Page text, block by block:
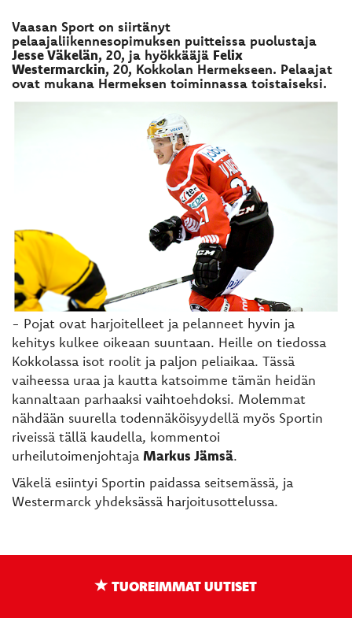
Vaasan Sport on siirtänyt
pelaajaliikennesopimuksen puitteissa puolustaja
Jesse Väkelän, 20, ja hyökkääjä Felix
Westermarckin, 20, Kokkolan Hermekseen. Pelaajat
ovat mukana Hermeksen toiminnassa toistaiseksi.
- Pojat ovat harjoitelleet ja pelanneet hyvin ja
kehitys kulkee oikeaan suuntaan. Heille on tiedossa
Kokkolassa isot roolit ja paljon peliaikaa. Tässä
vaiheessa uraa ja kautta katsoimme tämän heidän
kannaltaan parhaaksi vaihtoehdoksi. Molemmat
nähdään suurella todennäköisyydellä myös Sportin
riveissä tällä kaudella, kommentoi
urheilutoimenjohtaja Markus Jämsä.
Väkelä esiintyi Sportin paidassa seitsemässä, ja
Westermarck yhdeksässä harjoitusottelussa.
TUOREIMMAT UUTISET